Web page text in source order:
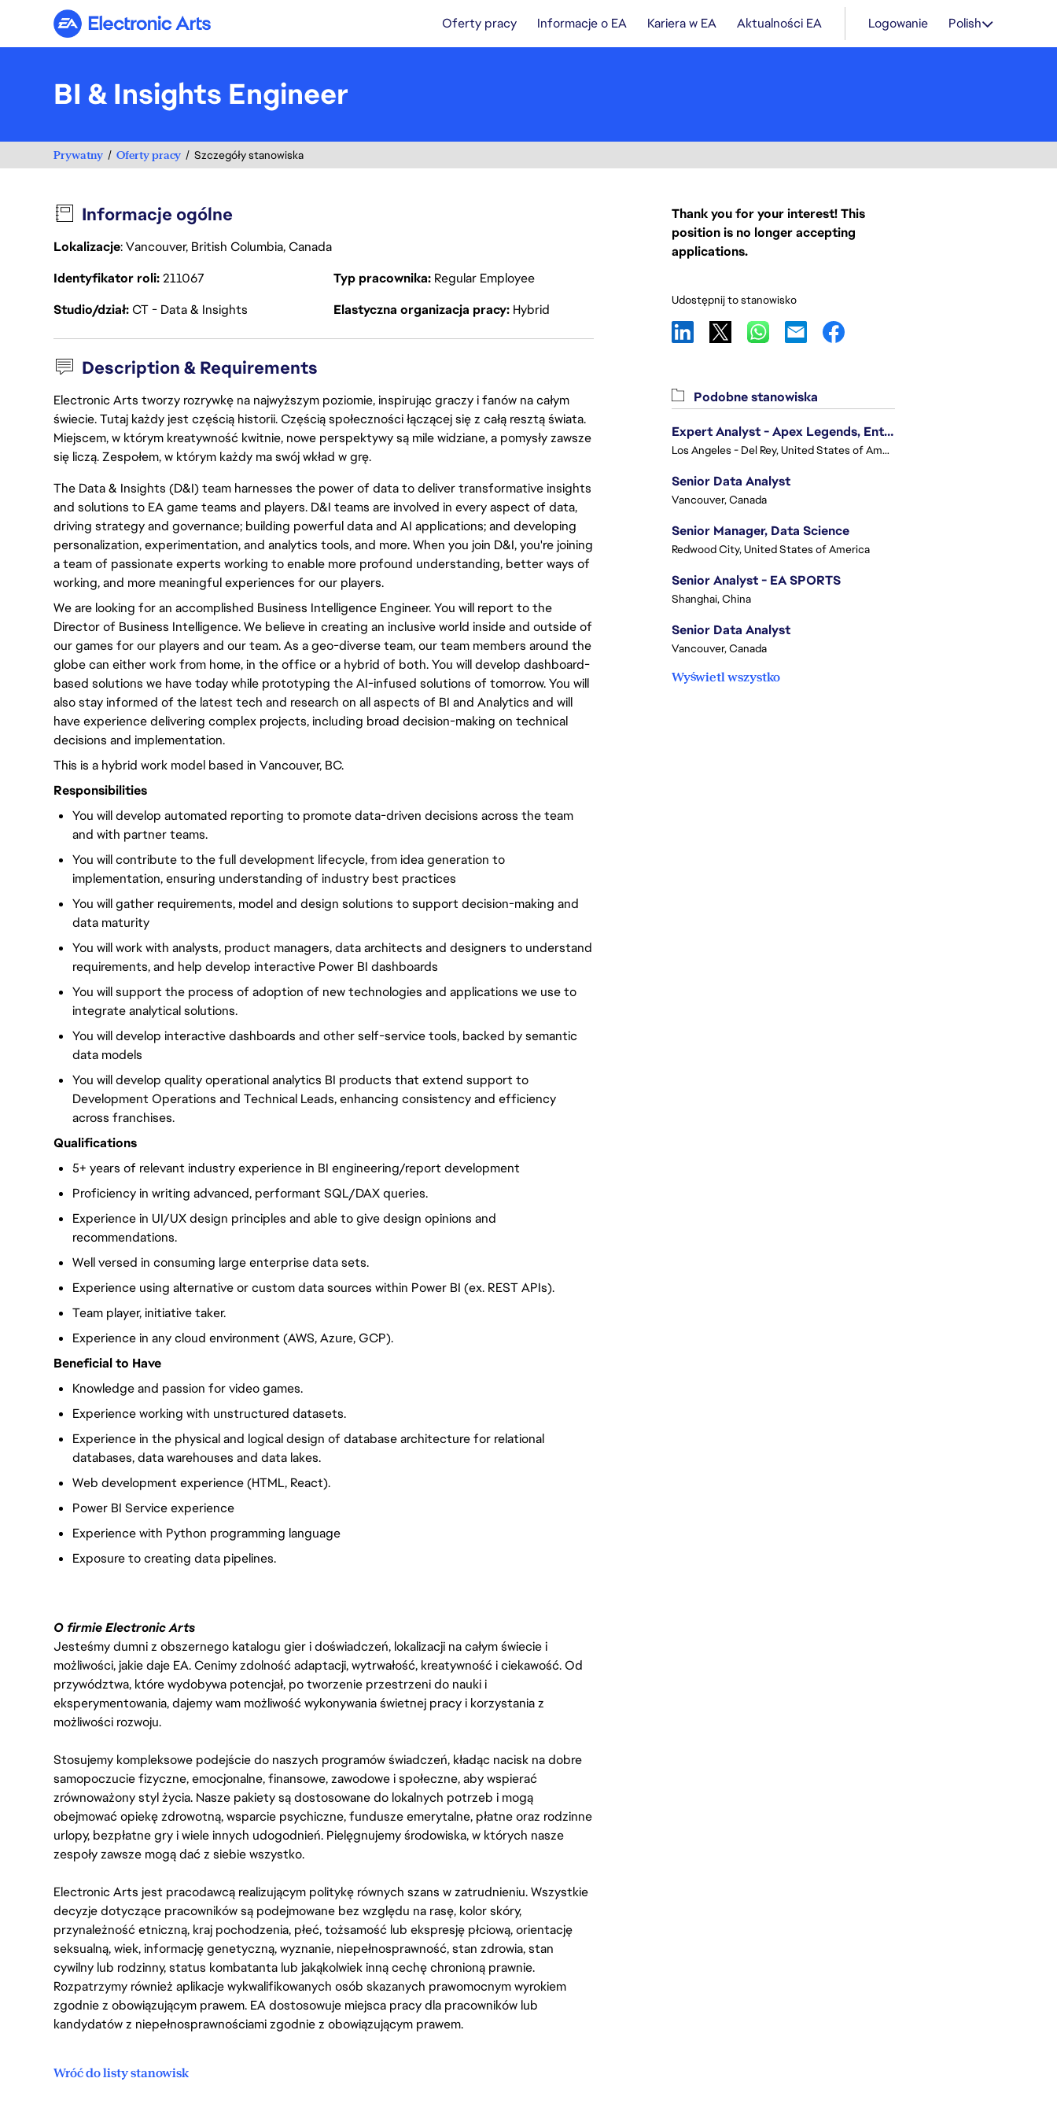
Electronic Arts Oferty pracy Informacje o EA Kariera w EA Aktualności EA Logowanie Polish
BI & Insights Engineer
Prywatny Oferty pracy Szczegóły stanowiska
Informacje ogólne
Lokalizacje: Vancouver, British Columbia, Canada
Identyfikator roli211067 Typ pracownika Regular Employee
Studio/działCT - Data & Insights Elastyczna organizacja pracy Hybrid
Description & Requirements
Electronic Arts tworzy rozrywkę na najwyższym poziomie, inspirując graczy i fanów na całym
świecie. Tutaj każdy jest częścią historii. Częścią społeczności łączącej się z całą resztą świata.
Miejscem, w którym kreatywność kwitnie, nowe perspektywy są mile widziane, a pomysły zawsze
się liczą. Zespołem, w którym każdy ma swój wkład w grę.
The Data & Insights (D&I) team harnesses the power of data to deliver transformative insights
and solutions to EA game teams and players. D&I teams are involved in every aspect of data,
driving strategy and governance; building powerful data and AI applications; and developing
personalization, experimentation, and analytics tools, and more. When you join D&I, you're joining
a team of passionate experts working to enable more profound understanding, better ways of
working, and more meaningful experiences for our players.
We are looking for an accomplished Business Intelligence Engineer. You will report to the
Director of Business Intelligence. We believe in creating an inclusive world inside and outside of
our games for our players and our team. As a geo-diverse team, our team members around the
globe can either work from home, in the office or a hybrid of both. You will develop dashboard-
based solutions we have today while prototyping the AI-infused solutions of tomorrow. You will
also stay informed of the latest tech and research on all aspects of BI and Analytics and will
have experience delivering complex projects, including broad decision-making on technical
decisions and implementation.
This is a hybrid work model based in Vancouver, BC.
Responsibilities
You will develop automated reporting to promote data-driven decisions across the team
and with partner teams.
You will contribute to the full development lifecycle, from idea generation to
implementation, ensuring understanding of industry best practices
You will gather requirements, model and design solutions to support decision-making and
data maturity
You will work with analysts, product managers, data architects and designers to understand
requirements, and help develop interactive Power BI dashboards
You will support the process of adoption of new technologies and applications we use to
integrate analytical solutions.
You will develop interactive dashboards and other self-service tools, backed by semantic
data models
You will develop quality operational analytics BI products that extend support to
Development Operations and Technical Leads, enhancing consistency and efficiency
across franchises.
Qualifications
5+ years of relevant industry experience in BI engineering/report development
Proficiency in writing advanced, performant SQL/DAX queries.
Experience in UI/UX design principles and able to give design opinions and
recommendations.
Well versed in consuming large enterprise data sets.
Experience using alternative or custom data sources within Power BI (ex. REST APIs).
Team player, initiative taker.
Experience in any cloud environment (AWS, Azure, GCP).
Beneficial to Have
Knowledge and passion for video games.
Experience working with unstructured datasets.
Experience in the physical and logical design of database architecture for relational
databases, data warehouses and data lakes.
Web development experience (HTML, React).
Power BI Service experience
Experience with Python programming language
Exposure to creating data pipelines.
O firmie Electronic Arts
Jesteśmy dumni z obszernego katalogu gier i doświadczeń, lokalizacji na całym świecie i
możliwości, jakie daje EA. Cenimy zdolność adaptacji, wytrwałość, kreatywność i ciekawość. Od
przywództwa, które wydobywa potencjał, po tworzenie przestrzeni do nauki i
eksperymentowania, dajemy wam możliwość wykonywania świetnej pracy i korzystania z
możliwości rozwoju.
Stosujemy kompleksowe podejście do naszych programów świadczeń, kładąc nacisk na dobre
samopoczucie fizyczne, emocjonalne, finansowe, zawodowe i społeczne, aby wspierać
zrównoważony styl życia. Nasze pakiety są dostosowane do lokalnych potrzeb i mogą
obejmować opiekę zdrowotną, wsparcie psychiczne, fundusze emerytalne, płatne oraz rodzinne
urlopy, bezpłatne gry i wiele innych udogodnień. Pielęgnujemy środowiska, w których nasze
zespoły zawsze mogą dać z siebie wszystko.
Electronic Arts jest pracodawcą realizującym politykę równych szans w zatrudnieniu. Wszystkie
decyzje dotyczące pracowników są podejmowane bez względu na rasę, kolor skóry,
przynależność etniczną, kraj pochodzenia, płeć, tożsamość lub ekspresję płciową, orientację
seksualną, wiek, informację genetyczną, wyznanie, niepełnosprawność, stan zdrowia, stan
cywilny lub rodzinny, status kombatanta lub jakąkolwiek inną cechę chronioną prawnie.
Rozpatrzymy również aplikacje wykwalifikowanych osób skazanych prawomocnym wyrokiem
zgodnie z obowiązującym prawem. EA dostosowuje miejsca pracy dla pracowników lub
kandydatów z niepełnosprawnościami zgodnie z obowiązującym prawem.
Wróć do listy stanowisk
Thank you for your interest! This
position is no longer accepting
applications.
Udostępnij to stanowisko
Podobne stanowiska
Expert Analyst - Apex Legends, Enterprise Intelligence (EI)
Los Angeles - Del Rey, United States of America
Senior Data Analyst
Vancouver, Canada
Senior Manager, Data Science
Redwood City, United States of America
Senior Analyst - EA SPORTS
Shanghai, China
Senior Data Analyst
Vancouver, Canada
Wyświetl wszystko